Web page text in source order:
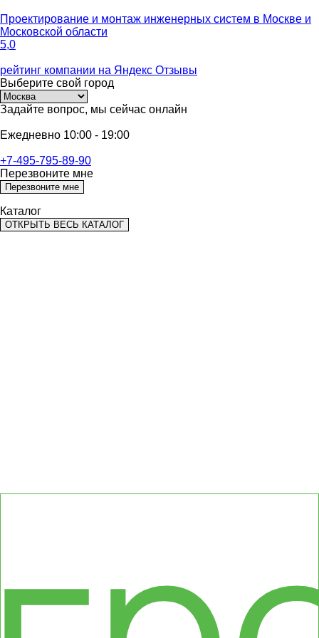
Проектирование и монтаж инженерных систем в Москве и
Московской области
5,0
рейтинг компании на Яндекс Отзывы
Выберите свой город
Задайте вопрос, мы сейчас онлайн
Ежедневно 10:00 - 19:00
+7-495-795-89-90
Перезвоните мне
Перезвоните мне
Каталог
ОТКРЫТЬ ВЕСЬ КАТАЛОГ